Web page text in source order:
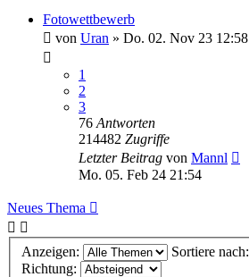
Fotowettbewerb
von Uran » Do. 02. Nov 23 12:58
1
2
3
76 Antworten
214482 Zugriffe
Letzter Beitrag von Mannl
Mo. 05. Feb 24 21:54
Neues Thema
Anzeigen:
Sortiere nach:
Richtung: